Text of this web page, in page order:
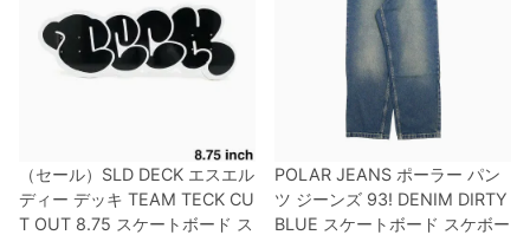
（セール） SLD DECK エスエル
ディー デッキ TEAM TECK CU
T OUT 8.75 スケートボード ス
POLAR JEANS ポーラー パン
ツ ジーンズ 93! DENIM DIRTY
BLUE スケートボード スケボー